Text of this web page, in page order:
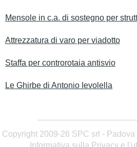
Mensole in c.a. di sostegno per
Attrezzatura di varo per viadotto
Staffa per controrotaia antisvio
Le Ghirbe di Antonio Ievolella
Copyright 2009-26 SPC srl -
Informativa sulla Privacy e